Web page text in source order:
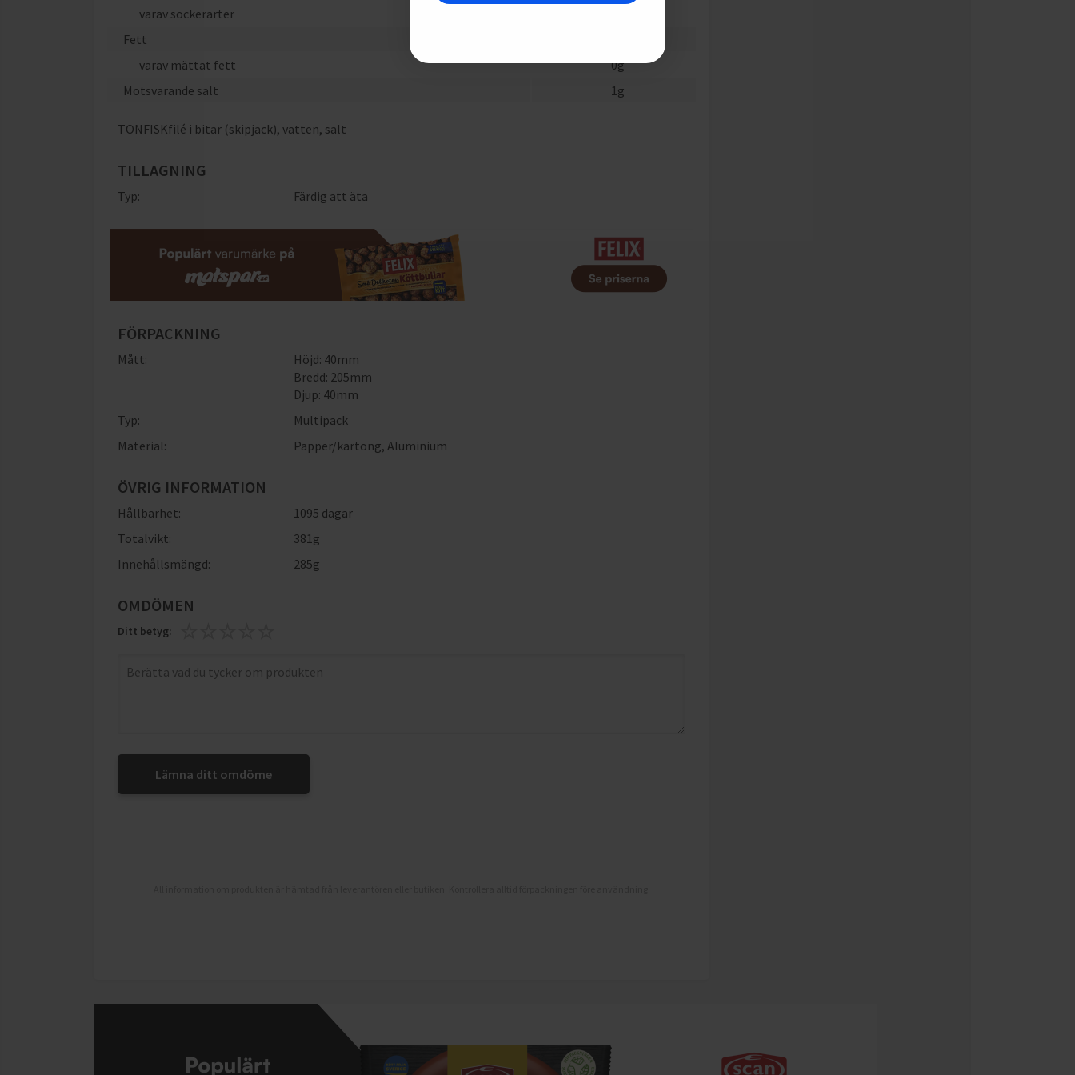
varav sockerarter
Fett
varav mättat fett
0g
Motsvarande salt
1g
TONFISKfilé i bitar (skipjack), vatten, salt
TILLAGNING
Typ: Färdig att äta
FÖRPACKNING
Mått:
Höjd: 40mm
Bredd: 205mm
Djup: 40mm
Typ:
Multipack
Material:
Papper/kartong,Aluminium
ÖVRIG INFORMATION
Hållbarhet:
1095 dagar
Totalvikt:
381g
Innehållsmängd:
285g
OMDÖMEN
Ditt betyg:
Lämna ditt omdöme